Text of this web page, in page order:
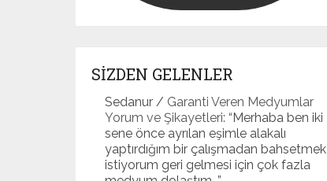
SİZDEN GELENLER
Sedanur / Garanti Veren Medyumlar
Yorum ve Şikayetleri: “Merhaba ben iki
sene önce ayrılan eşimle alakalı
yaptırdığım bir çalışmadan bahsetmek
istiyorum geri gelmesi için çok fazla